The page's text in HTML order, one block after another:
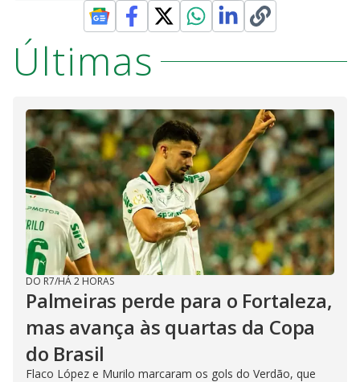
Opens in new window
Últimas
DO R7/HÁ 2 HORAS
Palmeiras perde para o Fortaleza,
mas avança às quartas da Copa
do Brasil
Flaco López e Murilo marcaram os gols do Verdão, que